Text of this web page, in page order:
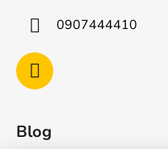
0907444410
Blog